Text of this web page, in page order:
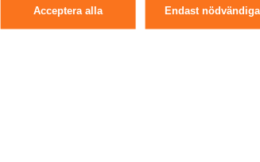
Acceptera alla Endast nödvändiga